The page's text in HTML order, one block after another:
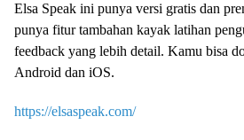
Elsa Speak ini punya versi gratis dan
punya fitur tambahan kayak latihan
feedback yang lebih detail. Kamu bisa
Android dan iOS.
https://elsaspeak.com/